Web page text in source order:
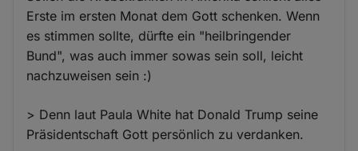
Erste im ersten Monat dem Gott schenken. Wenn
es stimmen sollte, dürfte ein "heilbringender
Bund", was auch immer sowas sein soll, leicht
nachzuweisen sein :)
> Denn laut Paula White hat Donald Trump seine
Präsidentschaft Gott persönlich zu verdanken.